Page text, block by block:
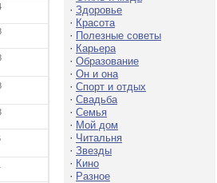
· Здоровье
· Красота
· Полезные советы
· Карьера
· Образование
· Он и она
· Спорт и отдых
· Свадьба
· Семья
· Мой дом
· Читальня
· Звезды
· Кино
· Разное